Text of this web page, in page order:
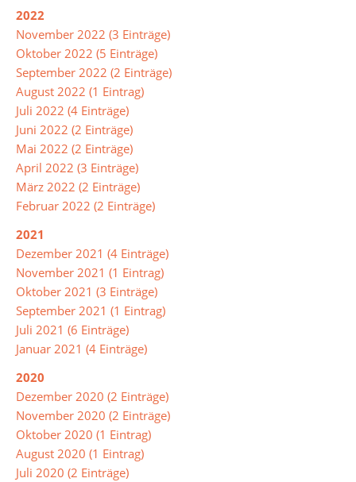
Beratung
Berufsorientierung
Beratung
&
Unterstützung
PUSCH-
Zukunftswerkstatt
MINT
&
Robotik
Ausbildungsmessen
Infoveranstaltungen
Downloads
2022
November 2022 (3 Einträge)
Oktober 2022 (5 Einträge)
September 2022 (2 Einträge)
August 2022 (1 Eintrag)
Juli 2022 (4 Einträge)
Juni 2022 (2 Einträge)
Mai 2022 (2 Einträge)
April 2022 (3 Einträge)
März 2022 (2 Einträge)
Februar 2022 (2 Einträge)
2021
Dezember 2021 (4 Einträge)
November 2021 (1 Eintrag)
Oktober 2021 (3 Einträge)
September 2021 (1 Eintrag)
Juli 2021 (6 Einträge)
Januar 2021 (4 Einträge)
2020
Dezember 2020 (2 Einträge)
November 2020 (2 Einträge)
Oktober 2020 (1 Eintrag)
August 2020 (1 Eintrag)
Juli 2020 (2 Einträge)